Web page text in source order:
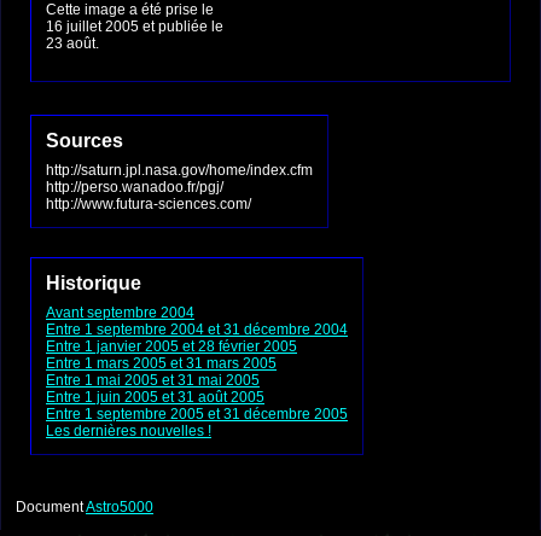
Cette image a été prise le
16 juillet 2005 et publiée le
23 août.
Sources
http://saturn.jpl.nasa.gov/home/index.cfm
http://perso.wanadoo.fr/pgj/
http://www.futura-sciences.com/
Historique
Avant septembre 2004
Entre 1 septembre 2004 et 31 décembre 2004
Entre 1 janvier 2005 et 28 février 2005
Entre 1 mars 2005 et 31 mars 2005
Entre 1 mai 2005 et 31 mai 2005
Entre 1 juin 2005 et 31 août 2005
Entre 1 septembre 2005 et 31 décembre 2005
Les dernières nouvelles !
DocumentAstro5000